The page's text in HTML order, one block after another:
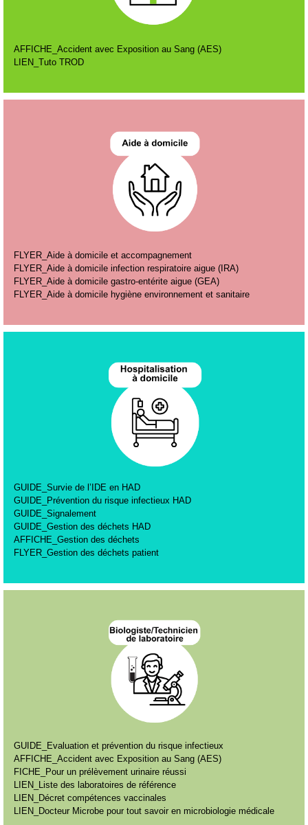
AFFICHE_Accident avec Exposition au Sang (AES)
LIEN_Tuto TROD
FLYER_Aide à domicile et accompagnement
FLYER_Aide à domicile infection respiratoire aigue (IRA)
FLYER_Aide à domicile gastro-entérite aigue (GEA)
FLYER_Aide à domicile hygiène environnement et sanitaire
GUIDE_Survie de l’IDE en HAD
GUIDE_Prévention du risque infectieux HAD
GUIDE_Signalement
GUIDE_Gestion des déchets HAD
AFFICHE_Gestion des déchets
FLYER_Gestion des déchets patient
GUIDE_Evaluation et prévention du risque infectieux
AFFICHE_Accident avec Exposition au Sang (AES)
FICHE_Pour un prélèvement urinaire réussi
LIEN_Liste des laboratoires de référence
LIEN_Décret compétences vaccinales
LIEN_Docteur Microbe pour tout savoir en microbiologie médicale